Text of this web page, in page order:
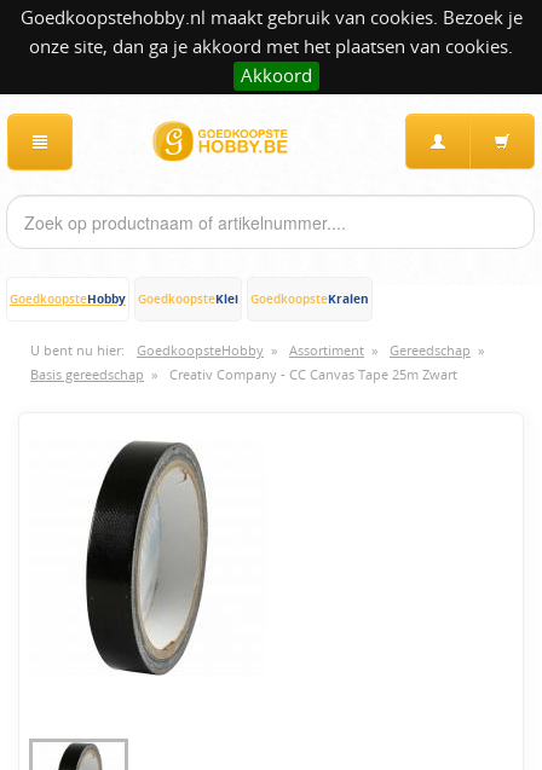
Goedkoopstehobby.nl maakt gebruik van cookies. Bezoek je
onze site, dan ga je akkoord met het plaatsen van cookies.
Akkoord
GoedkoopsteHobby GoedkoopsteKlei GoedkoopsteKralen
U bent nu hier: GoedkoopsteHobby » Assortiment » Gereedschap »
Basis gereedschap » Creativ Company - CC Canvas Tape 25m Zwart